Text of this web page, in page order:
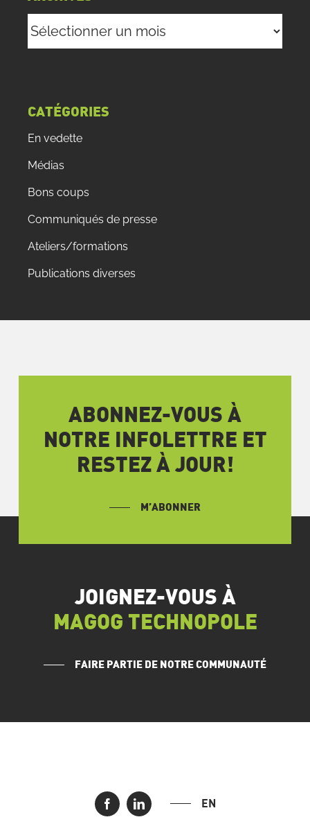
CATÉGORIES
En vedette
Médias
Bons coups
Communiqués de presse
Ateliers/formations
Publications diverses
ABONNEZ-VOUS À
NOTRE INFOLETTRE ET
RESTEZ À JOUR!
M’ABONNER
JOIGNEZ-VOUS À
MAGOG TECHNOPOLE
FAIRE PARTIE DE NOTRE COMMUNAUTÉ
EN